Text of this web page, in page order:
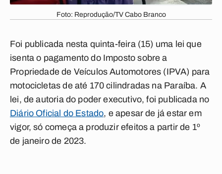
Foto: Reprodução/TV Cabo Branco
Foi publicada nesta quinta-feira (15) uma lei que
isenta o pagamento do Imposto sobre a
Propriedade de Veículos Automotores (IPVA) para
motocicletas de até 170 cilindradas na Paraíba. A
lei, de autoria do poder executivo, foi publicada no
Diário Oficial do Estado, e apesar de já estar em
vigor, só começa a produzir efeitos a partir de 1º
de janeiro de 2023.